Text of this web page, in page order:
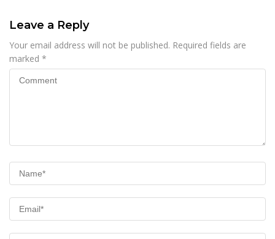
Leave a Reply
Your email address will not be published. Required fields are
marked *